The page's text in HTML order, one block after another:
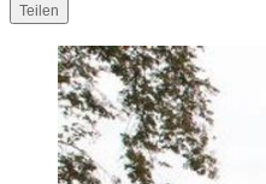
Teilen